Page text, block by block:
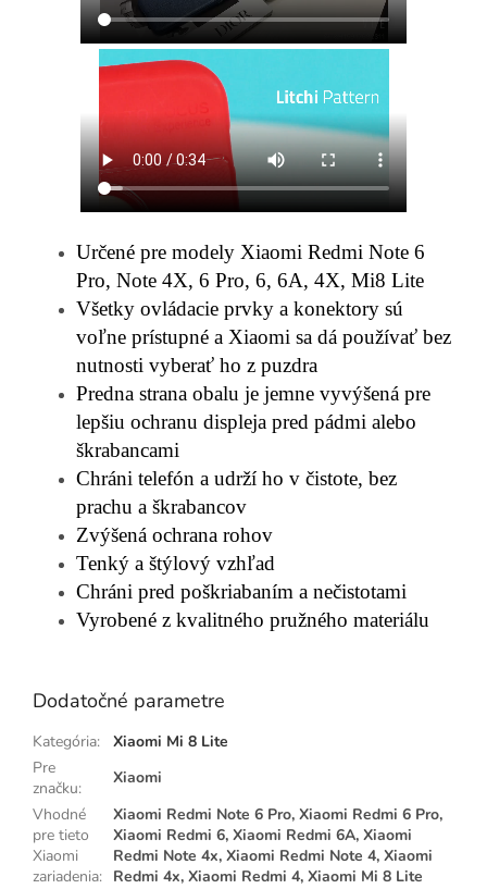
Určené pre modely Xiaomi Redmi Note 6
Pro, Note 4X, 6 Pro, 6, 6A, 4X, Mi8 Lite
Všetky ovládacie prvky a konektory sú
voľne prístupné a Xiaomi sa dá používať bez
nutnosti vyberať ho z puzdra
Predna strana obalu je jemne vyvýšená pre
lepšiu ochranu displeja pred pádmi alebo
škrabancami
Chráni telefón a udrží ho v čistote, bez
prachu a škrabancov
Zvýšená ochrana rohov
Tenký a štýlový vzhľad
Chráni pred poškriabaním a nečistotami
Vyrobené z kvalitného pružného materiálu
Dodatočné parametre
Kategória:
Xiaomi Mi 8 Lite
Pre
značku:
Xiaomi
Vhodné
pre tieto
Xiaomi
zariadenia:
Xiaomi Redmi Note 6 Pro, Xiaomi Redmi 6 Pro,
Xiaomi Redmi 6, Xiaomi Redmi 6A, Xiaomi
Redmi Note 4x, Xiaomi Redmi Note 4, Xiaomi
Redmi 4x, Xiaomi Redmi 4, Xiaomi Mi 8 Lite